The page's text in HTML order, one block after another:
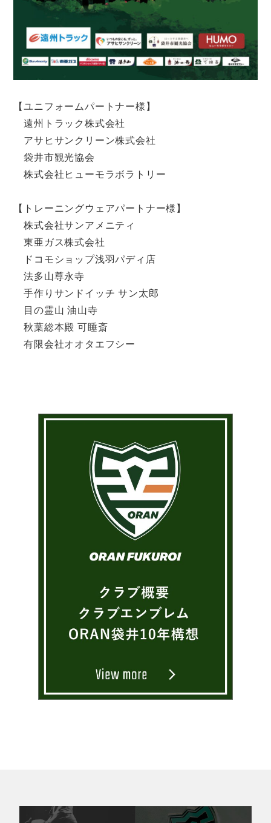
【ユニフォームパートナー様】
遠州トラック株式会社
アサヒサンクリーン株式会社
袋井市観光協会
株式会社ヒューモラボラトリー
【トレーニングウェアパートナー様】
株式会社サンアメニティ
東亜ガス株式会社
ドコモショップ浅羽パディ店
法多山尊永寺
手作りサンドイッチ サン太郎
目の霊山 油山寺
秋葉総本殿 可睡斎
有限会社オオタエフシー